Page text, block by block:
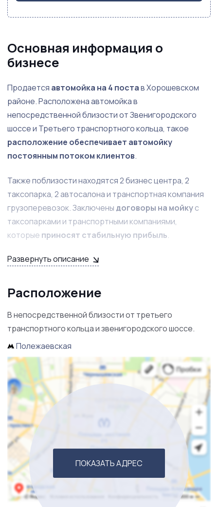
Основная информация о
бизнесе
Продается автомойка на 4 постав Хорошевском
районе. Расположена автомойка в
непосредственной близости от Звенигородского
шоссе и Третьего транспортного кольца, такое
расположение обеспечивает автомойку
постоянным потоком клиентов.
Также поблизости находятся 2 бизнес центра, 2
таксопарка, 2 автосалона и транспортная компания
грузоперевозок. Заключены договоры на мойкус
таксопарками и транспортными компаниями,
которые приносят стабильную прибыль.
Помимо мойки оказываются услуги химчистки и
комната
телевидением. Бизнес налаженный, работающий и
прибыльный.
Развернуть описание
Расположение
В непосредственной близости от третьего
транспортного кольца и звенигородского шоссе.
Полежаевская
ПОКАЗАТЬ АДРЕС